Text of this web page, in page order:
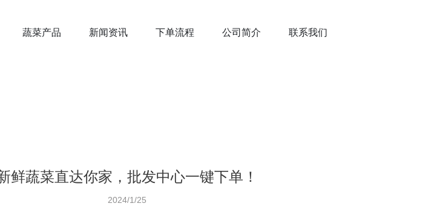
蔬菜产品 新闻资讯 下单流程 公司简介 联系我们
鲜蔬菜直达你家，批发中心一键下单！
2024/1/25